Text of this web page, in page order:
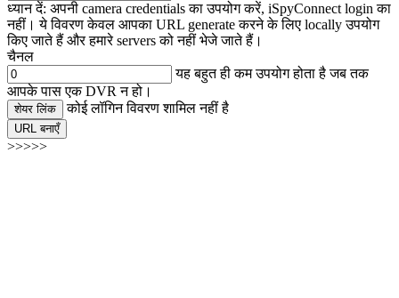
ध्यान दें: अपनी camera credentials का उपयोग करें, iSpyConnect login का
नहीं। ये विवरण केवल आपका URL generate करने के लिए locally उपयोग
किए जाते हैं और हमारे servers को नहीं भेजे जाते हैं।
चैनल
यह बहुत ही कम उपयोग होता है जब तक
आपके पास एक DVR न हो।
शेयर लिंक कोई लॉगिन विवरण शामिल नहीं है
URL बनाएँ
>>>>>